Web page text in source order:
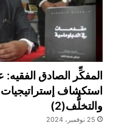
المفكِّر الصادق
استكشاف إستراتيجيات
والتخلُّف(2)
25 نوفمبر، 2024